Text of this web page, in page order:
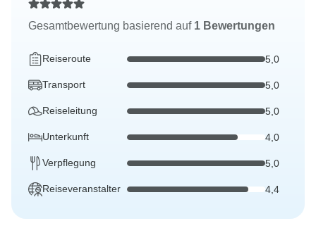
Gesamtbewertung basierend auf 1 Bewertungen
Reiseroute 5,0
Transport 5,0
Reiseleitung 5,0
Unterkunft 4,0
Verpflegung 5,0
Reiseveranstalter 4,4